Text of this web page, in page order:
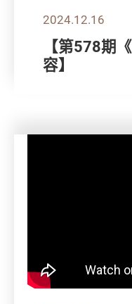
2024.12.16
【第578期
容】